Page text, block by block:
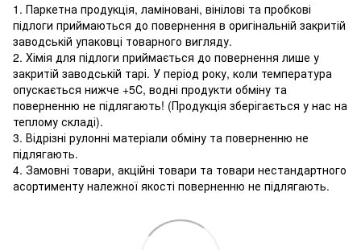
1. Паркетна продукція, ламіновані, вінілові та пробкові
підлоги приймаються до повернення в оригінальній закритій
заводській упаковці товарного вигляду.
2. Хімія для підлоги приймається до повернення лише у
закритій заводській тарі. У період року, коли температура
опускається нижче +5С, водні продукти обміну та
поверненню не підлягають! (Продукція зберігається у нас на
теплому складі).
3. Відрізні рулонні матеріали обміну та поверненню не
підлягають.
4. Замовні товари, акційні товари та товари нестандартного
асортименту належної якості поверненню не підлягають.